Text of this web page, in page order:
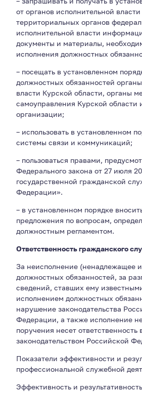
от органов исполнительной
территориальных органов
исполнительной власти
документы и материалы,
исполнения должностных
– посещать в установленном
должностных обязанностей
власти Курской области, органы
самоуправления Курской области
организации;
– использовать в установленном
системы связи и коммуникаций;
– пользоваться правами,
Федерального закона от 27 июля
государственной гражданской
Федерации».
– в установленном порядке
предложения по вопросам,
должностным регламентом.
Ответственность гражданского
За неисполнение (ненадлежащее
должностных обязанностей, за
сведений, ставших ему
исполнением должностных
нарушение законодательства
Федерации, а также исполнение
поручения несет ответственность
законодательством Российской
Показатели эффективности и
профессиональной служебной
Эффективность и результативность